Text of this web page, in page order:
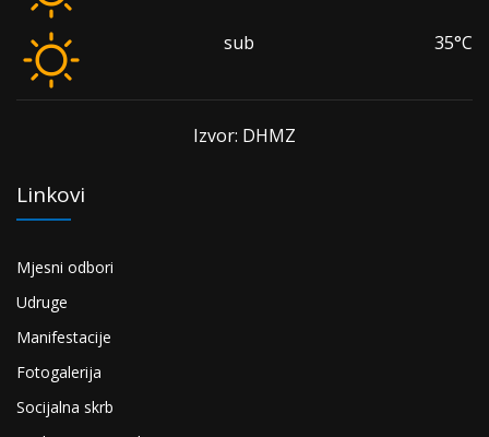
sub 35°C
Izvor: DHMZ
Linkovi
Mjesni odbori
Udruge
Manifestacije
Fotogalerija
Socijalna skrb